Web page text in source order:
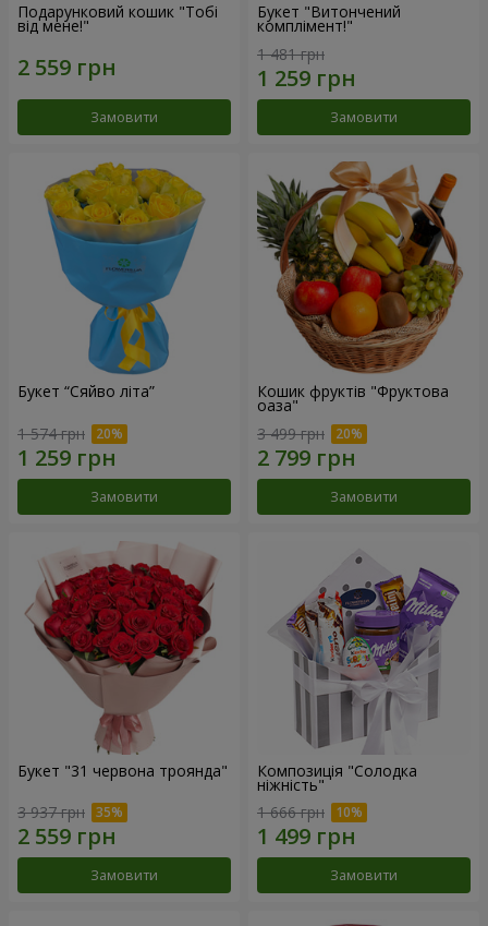
Подарунковий кошик "Тобі
від мене!"
Замовити
Букет "Витончений
комплімент!"
1 481 грн
Замовити
Букет “Сяйво літа”
1 574 грн
Замовити
Кошик фруктів "Фруктова
оаза"
3 499 грн
Замовити
Букет "31 червона троянда"
3 937 грн
Замовити
Композиція "Солодка
ніжність"
1 666 грн
Замовити